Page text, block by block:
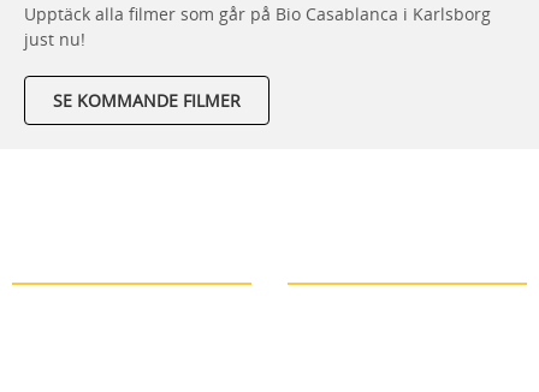
Upptäck alla filmer som går på Bio Casablanca i Karlsborg
just nu!
SE KOMMANDE FILMER